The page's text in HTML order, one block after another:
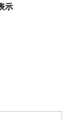
示